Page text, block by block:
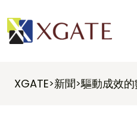
XGATE>新聞>驅動成效